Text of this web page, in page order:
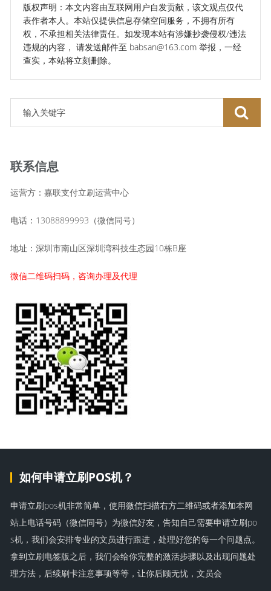
版权声明：本文内容由互联网用户自发贡献，该文观点仅代
表作者本人。本站仅提供信息存储空间服务，不拥有所有
权，不承担相关法律责任。如发现本站有涉嫌抄袭侵权/违法
违规的内容， 请发送邮件至 babsan@163.com 举报，一经
查实，本站将立刻删除。
联系信息
运营方：嘉联支付立刷运营中心
电话：13088899993（微信同号）
地址：深圳市南山区深圳湾科技生态园10栋B座
微信二维码扫码，咨询办理及代理
如何申请立刷POS机？
申请立刷pos机非常简单，使用微信扫描右方二维码或者添加本网
站上电话号码（微信同号）为微信好友，告知自己需要申请立刷po
s机，我们会安排专业的文员进行跟进，处理好您的每一个问题点。
拿到立刷电签版之后，我们会给你完整的激活步骤以及出现问题处
理方法，后续刷卡注意事项等等，让你后顾无忧，文员会